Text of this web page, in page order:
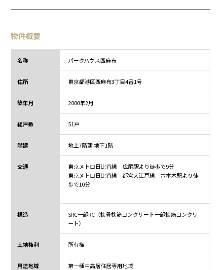
物件概要
名称 パークハウス西麻布
住所 東京都港区西麻布3丁目4番1号
築年月 2000年2月
総戸数 51戸
階建 地上7階建 地下1階
交通
東京メトロ日比谷線 広尾駅より徒歩で9分
東京メトロ日比谷線 都営大江戸線 六本木駅より徒
歩で10分
構造
SRC一部RC（鉄骨鉄筋コンクリート一部鉄筋コンクリ
ート）
土地権利 所有権
用途地域 第一種中高層住居専用地域